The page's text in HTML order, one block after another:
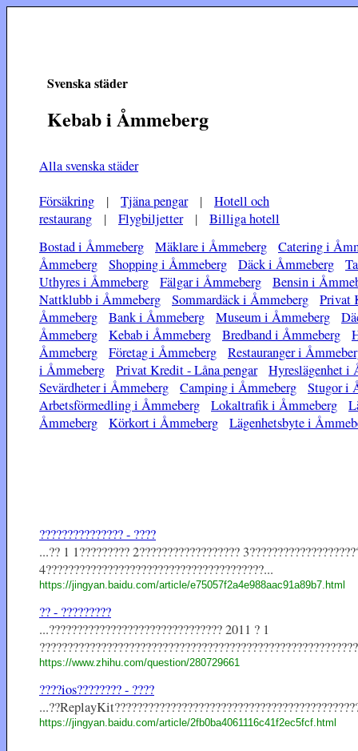
Svenska städer
Kebab i Åmmeberg
Alla svenska städer
Försäkring | Tjäna pengar| Hotell och
restaurang | Flygbiljetter| Billiga hotell
Bostad i Åmmeberg
Mäklare i Åmmeberg
Catering i
Åmmeberg
Shopping i Åmmeberg Däck i Åmmeberg
Uthyres i Åmmeberg
Fälgar i Åmmeberg
Bensin i
Nattklubb i Åmmeberg
Sommardäck i Åmmeberg
Privat
Åmmeberg
Bank i Åmmeberg Museum i Åmmeberg
Åmmeberg
Kebab i Åmmeberg Bredband i Åmmeberg
Åmmeberg
Företag i Åmmeberg
Restauranger i
i Åmmeberg
Privat Kredit - Låna pengar
Hyreslägenhet i
Sevärdheter i Åmmeberg
Camping i Åmmeberg
Stugor i
Arbetsförmedling i Åmmeberg
Lokaltrafik i Åmmeberg
Åmmeberg
Körkort i Åmmeberg Lägenhetsbyte i
??????????????? - ????
...?? 1 1????????? 2??????????????????
4???????????????????????????????????????...
https://jingyan.baidu.com/article/e75057f2a4e988aac91a89b7.html
?? - ?????????
...??????????????????????????????? 2011 ? 1
https://www.zhihu.com/question/280729661
????ios???????? - ????
https://jingyan.baidu.com/article/2fb0ba4061116c41f2ec5fcf.html